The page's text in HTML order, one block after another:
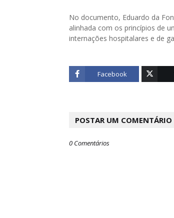
No documento, Eduardo da
alinhada com os princípios de
internações hospitalares e de
Facebook
POSTAR UM COMENTÁRIO
0 Comentários